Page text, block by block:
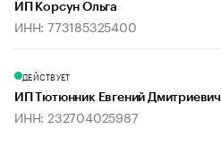
ИП Корсун Ольга
ИНН: 773185325400
ДЕЙСТВУЕТ
ИП Тютюнник Евгений Дмитриевич
ИНН: 232704025987